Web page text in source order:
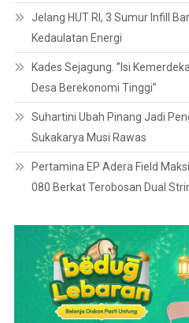
Jelang HUT RI, 3 Sumur Infill
Kedaulatan Energi
Kades Sejagung. ”Isi
Desa Berekonomi Tinggi”
Suhartini Ubah Pinang Jadi
Sukakarya Musi Rawas
Pertamina EP Adera Field
080 Berkat Terobosan Dual